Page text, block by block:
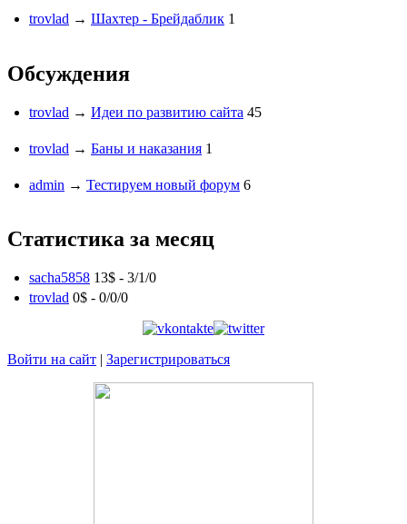
trovlad → Шахтер - Брейдаблик 1
Обсуждения
trovlad → Идеи по развитию сайта 45
trovlad → Баны и наказания 1
admin → Тестируем новый форум 6
Статистика за месяц
sacha5858 13$ - 3/1/0
trovlad 0$ - 0/0/0
Войти на сайт | Зарегистрироваться